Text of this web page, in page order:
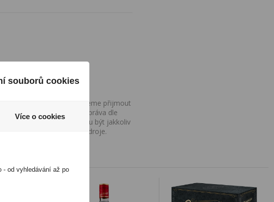
aktualizovány, nemůžeme přijmout
však nemá vliv na Vaše práva dle
osobní použití a nemohou být jakkoliv
bez řádného uvedení zdroje.
souborů cookies
Více o cookies
- od vyhledávání až po